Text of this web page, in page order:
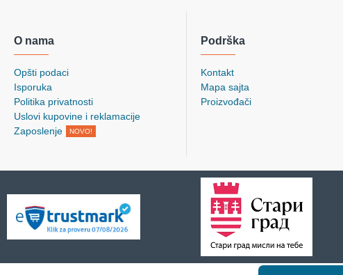
O nama
Opšti podaci
Isporuka
Politika privatnosti
Uslovi kupovine i reklamacije
Zaposlenje
NOVO!
Podrška
Kontakt
Mapa sajta
Proizvođači